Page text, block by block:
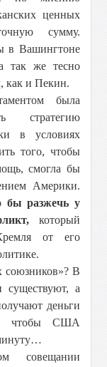
ценных
сумму.
в Вашингтоне
так же тесно
как и Пекин.
была
стратегию
в условиях
того, чтобы
смогла бы
Америки.
бы разжечь у
который
от его
союзников»? В
существуют, а
деньги
чтобы США
совещании